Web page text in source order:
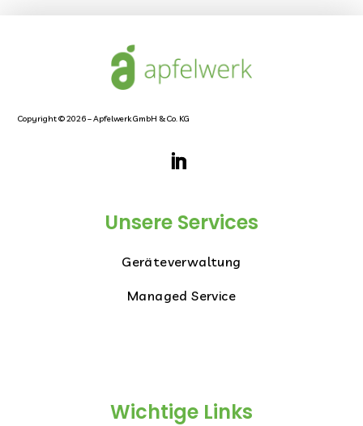
Copyright © 2026 – Apfelwerk GmbH & Co. KG
Unsere Services
Geräteverwaltung
Managed Service
Wichtige Links